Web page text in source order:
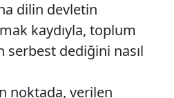
dilin devletin
kaydıyla, toplum
serbest dediğini nasıl
noktada, verilen